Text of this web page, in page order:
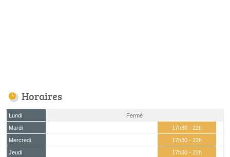
Horaires
Lundi
Fermé
Mardi
17h30 - 22h
Mercredi
17h30 - 22h
Jeudi
17h30 - 22h